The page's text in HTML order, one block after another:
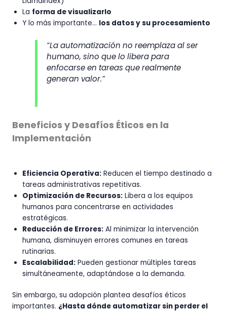
La forma de visualizarlo
Y lo más importante… los datos y su procesamiento
“La automatización no reemplaza al ser
humano, sino que lo libera para
enfocarse en tareas que realmente
generan valor.”
Beneficios y Desafíos Éticos en la
Implementación
Eficiencia Operativa:Reducen el tiempo destinado a
tareas administrativas repetitivas.
Optimización de Recursos:Libera a los equipos
humanos para concentrarse en actividades
estratégicas.
Reducción de Errores:Al minimizar la intervención
humana, disminuyen errores comunes en tareas
rutinarias.
Escalabilidad:Pueden gestionar múltiples tareas
simultáneamente, adaptándose a la demanda.
Sin embargo, su adopción plantea desafíos éticos
importantes. ¿Hasta dónde automatizar sin perder el